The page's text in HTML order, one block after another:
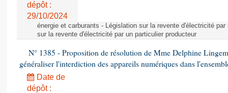
dépôt :
29/10/2024
énergie et carburants - Législation sur la revente d'électricité
sur la revente d'électricité par un particulier producteur
N° 1385 - Proposition de résolution de Mme Delphine
généraliser l'interdiction des appareils numériques dans
Date de
dépôt :